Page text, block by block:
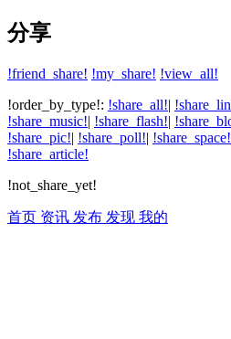
分享
!friend_share! !my_share! !view_all!
!order_by_type!: !share_all!|
!share_music!| !share_flash!|
!share_pic!| !share_poll!| !share_space!
!share_article!
!not_share_yet!
首页 资讯 发布 发现 我的